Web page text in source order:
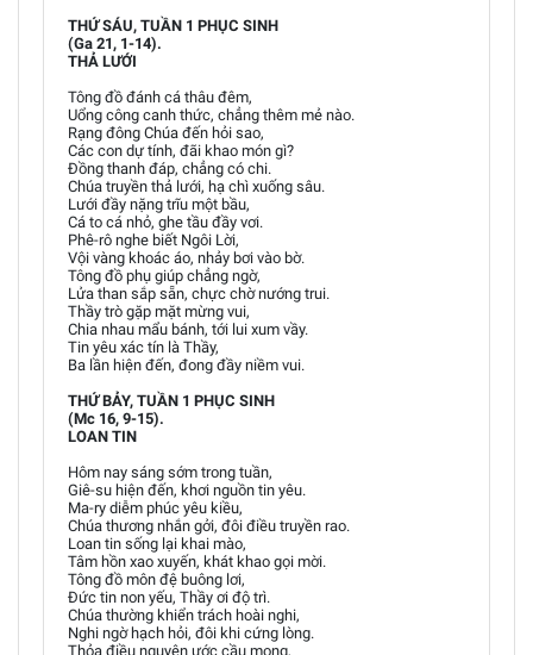
THỨ SÁU, TUẦN 1 PHỤC SINH
(Ga 21, 1-14).
THẢ LƯỚI
Tông đồ đánh cá thâu đêm,
Uổng công canh thức, chẳng thêm mẻ nào.
Rạng đông Chúa đến hỏi sao,
Các con dự tính, đãi khao món gì?
Đồng thanh đáp, chẳng có chi.
Chúa truyền thả lưới, hạ chì xuống sâu.
Lưới đầy nặng trĩu một bầu,
Cá to cá nhỏ, ghe tầu đầy vơi.
Phê-rô nghe biết Ngôi Lời,
Vội vàng khoác áo, nhảy bơi vào bờ.
Tông đồ phụ giúp chẳng ngờ,
Lửa than sắp sẵn, chực chờ nướng trui.
Thầy trò gặp mặt mừng vui,
Chia nhau mẩu bánh, tới lui xum vầy.
Tin yêu xác tín là Thầy,
Ba lần hiện đến, đong đầy niềm vui.
THỨ BẢY, TUẦN 1 PHỤC SINH
(Mc 16, 9-15).
LOAN TIN
Hôm nay sáng sớm trong tuần,
Giê-su hiện đến, khơi nguồn tin yêu.
Ma-ry diễm phúc yêu kiều,
Chúa thương nhắn gởi, đôi điều truyền rao.
Loan tin sống lại khai mào,
Tâm hồn xao xuyến, khát khao gọi mời.
Tông đồ môn đệ buông lơi,
Đức tin non yếu, Thầy ơi độ trì.
Chúa thường khiển trách hoài nghi,
Nghi ngờ hạch hỏi, đôi khi cứng lòng.
Thỏa điều nguyện ước cầu mong,